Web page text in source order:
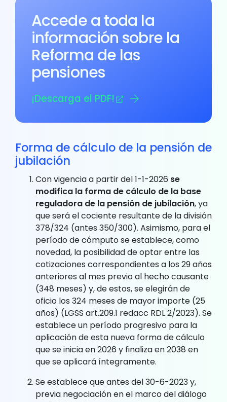
Accede a toda la
información sobre la
Reforma de las
pensiones
¡Descarga el PDF!
Forma de cálculo de la pensión de
jubilación
Con vigencia a partir del 1-1-2026 se
modifica la forma de cálculo de la base
reguladora de la pensión de jubilación, ya
que será el cociente resultante de la división
378/324 (antes 350/300). Asimismo, para el
período de cómputo se establece, como
novedad, la posibilidad de optar entre las
cotizaciones correspondientes a los 29 años
anteriores al mes previo al hecho causante
(348 meses) y, de estos, se elegirán de
oficio los 324 meses de mayor importe (25
años) (LGSS art.209.1 redacc RDL 2/2023). Se
establece un período progresivo para la
aplicación de esta nueva forma de cálculo
que se inicia en 2026 y finaliza en 2038 en
que se aplicará íntegramente.
Se establece que antes del 30-6-2023 y,
previa negociación en el marco del diálogo